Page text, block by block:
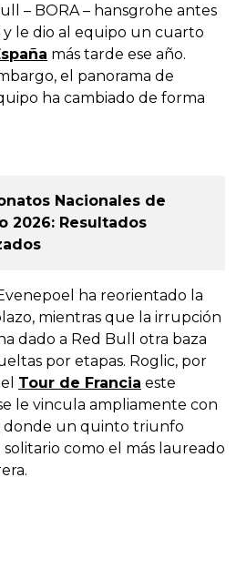
– BORA – hansgrohe antes
le dio al equipo un cuarto
más tarde ese año.
el panorama de
ha cambiado de forma
Nacionales de
2026: Resultados
ha reorientado la
mientras que la irrupción
dado a Red Bull otra baza
por etapas. Roglic, por
Tour de Francia este
le vincula ampliamente con
donde un quinto triunfo
como el más laureado